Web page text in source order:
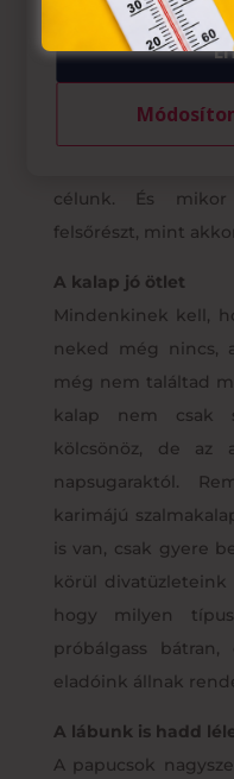
ruházat.
üzletközpontban is
célunk. És
felsőrészt, mint
A kalap jó ötlet
Mindenkinek kell,
neked még nincs,
még nem találtad
kalap nem csak
kölcsönöz, de az
napsugaraktól.
karimájú
is van, csak gyere
körül divatüzleteink
hogy milyen
próbálgass
eladóink állnak
A lábunk is hadd
A papucsok